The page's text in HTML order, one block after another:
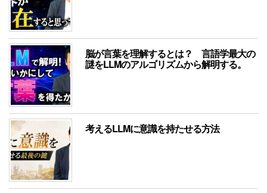
脳が言葉を理解するとは？ 言語学最大の
謎をLLMのアルゴリズムから解明する。
考えるLLMに意識を持たせる方法